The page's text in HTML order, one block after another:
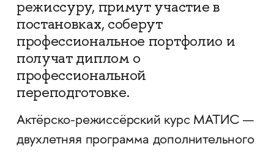
режиссуру, примут участие в
постановках, соберут
профессиональное портфолио и
получат диплом о
профессиональной
переподготовке.
Актёрско-режиссёрский курс МАТИС —
двухлетняя программа дополнительного